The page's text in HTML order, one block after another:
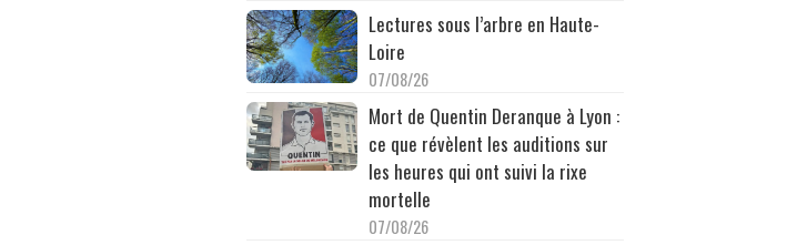
Lectures sous l’arbre en Haute-
Loire
07/08/26
Mort de Quentin Deranque à Lyon :
ce que révèlent les auditions sur
les heures qui ont suivi la rixe
mortelle
07/08/26